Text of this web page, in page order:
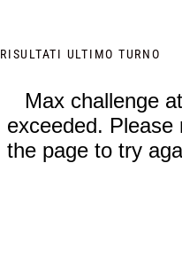
RISULTATI ULTIMO TURNO